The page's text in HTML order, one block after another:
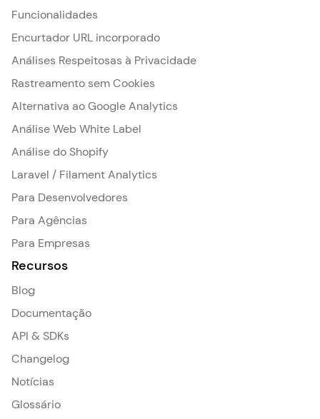
Funcionalidades
Encurtador URL incorporado
Análises Respeitosas à Privacidade
Rastreamento sem Cookies
Alternativa ao Google Analytics
Análise Web White Label
Análise do Shopify
Laravel / Filament Analytics
Para Desenvolvedores
Para Agências
Para Empresas
Recursos
Blog
Documentação
API & SDKs
Changelog
Notícias
Glossário